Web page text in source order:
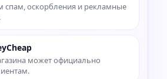
спам, оскорбления и рекламные
может официально